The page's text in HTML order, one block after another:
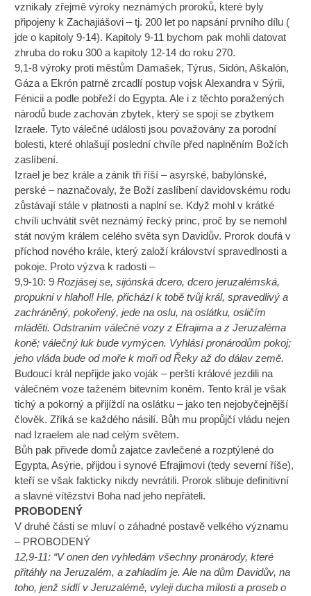
vznikaly zřejmě výroky neznámých proroků, které byly
připojeny k Zachajiášovi – tj. 200 let po napsání prvního dílu (
jde o kapitoly 9-14). Kapitoly 9-11 bychom pak mohli datovat
zhruba do roku 300 a kapitoly 12-14 do roku 270.
9,1-8 výroky proti městům Damašek, Týrus, Sidón, Aškalón,
Gáza a Ekrón patrně zrcadlí postup vojsk Alexandra v Sýrii,
Fénicii a podle pobřeží do Egypta. Ale i z těchto poražených
národů bude zachován zbytek, který se spojí se zbytkem
Izraele. Tyto válečné události jsou považovány za porodní
bolesti, které ohlašují poslední chvíle před naplněním Božích
zaslíbení.
Izrael je bez krále a zánik tři říší – asyrské, babylónské,
perské – naznačovaly, že Boží zaslíbení davidovskému rodu
zůstávají stále v platnosti a naplní se. Když mohl v krátké
chvíli uchvátit svět neznámý řecký princ, proč by se nemohl
stát novým králem celého světa syn Davidův. Prorok doufá v
příchod nového krále, který založí království spravedlnosti a
pokoje. Proto výzva k radosti –
9,9-10: 9Rozjásej se, sijónská dcero, dcero jeruzalémská,
propukni v hlahol! Hle, přichází k tobě tvůj král, spravedlivý a
zachráněný, pokořený, jede na oslu, na oslátku, osličím
mláděti. Odstraním válečné vozy z Efrajima a z Jeruzaléma
koně; válečný luk bude vymýcen. Vyhlásí pronárodům pokoj;
jeho vláda bude od moře k moři od Řeky až do dálav země.
Budoucí král nepřijde jako voják – perští králové jezdili na
válečném voze taženém bitevním koněm. Tento král je však
tichý a pokorný a přijíždí na oslátku – jako ten nejobyčejnější
člověk. Zříká se každého násilí. Bůh mu propůjčí vládu nejen
nad Izraelem ale nad celým světem.
Bůh pak přivede domů zajatce zavlečené a rozptýlené do
Egypta, Asýrie, přijdou i synové Efrajimovi (tedy severní říše),
kteří se však fakticky nikdy nevrátili. Prorok slibuje definitivní
a slavné vítězství Boha nad jeho nepřáteli.
PROBODENÝ
V druhé části se mluví o záhadné postavě velkého významu
– PROBODENÝ
12,9-11: “V onen den vyhledám všechny pronárody, které
přitáhly na Jeruzalém, a zahladím je. Ale na dům Davidův, na
toho, jenž sídlí v Jeruzalémě, vyleji ducha milosti a proseb o